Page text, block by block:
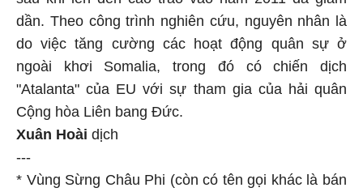
dần. Theo công trình nghiên cứu, nguyên nhân là
do việc tăng cường các hoạt động quân sự ở
ngoài khơi Somalia, trong đó có chiến dịch
"Atalanta" của EU với sự tham gia của hải quân
Cộng hòa Liên bang Đức.
Xuân Hoài dịch
---
* Vùng Sừng Châu Phi (còn có tên gọi khác là bán